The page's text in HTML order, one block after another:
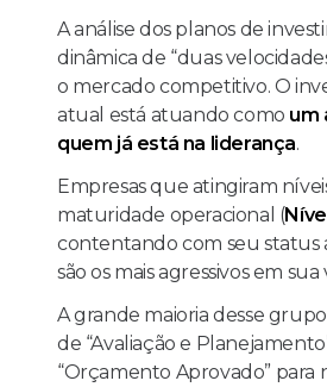
A análise dos planos de
dinâmica de “duas
o mercado competitivo. O
atual está atuando como um
quem já está na liderança.
Empresas que atingiram
maturidade operacional (
contentando com seu status
são os mais agressivos em
A grande maioria desse
de “Avaliação e
“Orçamento Aprovado” para